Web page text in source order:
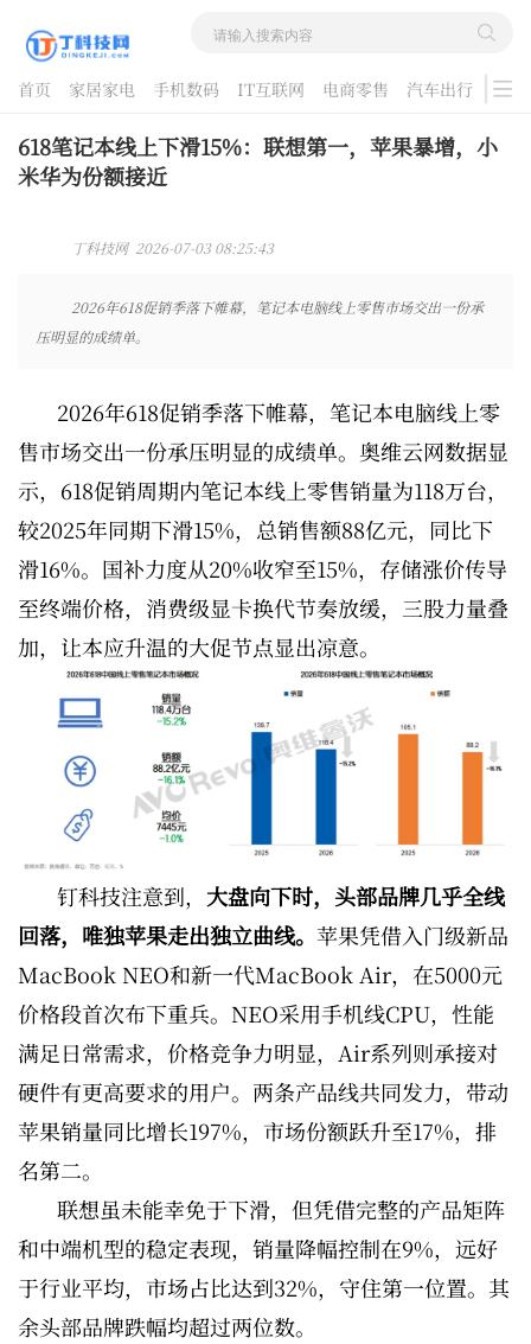
首页 家居家电 手机数码 IT互联网 电商零售 汽车出行
游戏
酷品评测
618笔记本线上下滑15%：联想第一，苹果暴增，小
米华为份额接近
丁科技网 2026-07-03 08:25:43
2026年618促销季落下帷幕，笔记本电脑线上零售市场交出一份承
压明显的成绩单。
2026年618促销季落下帷幕，笔记本电脑线上零
售市场交出一份承压明显的成绩单。奥维云网数据显
示，618促销周期内笔记本线上零售销量为118万台，
较2025年同期下滑15%，总销售额88亿元，同比下
滑16%。国补力度从20%收窄至15%，存储涨价传导
至终端价格，消费级显卡换代节奏放缓，三股力量叠
加，让本应升温的大促节点显出凉意。
钉科技注意到， 大盘向下时，头部品牌几乎全线
回落，唯独苹果走出独立曲线。 苹果凭借入门级新品
MacBook NEO和新一代MacBook Air，在5000元
价格段首次布下重兵。NEO采用手机线CPU，性能
满足日常需求，价格竞争力明显，Air系列则承接对
硬件有更高要求的用户。两条产品线共同发力，带动
苹果销量同比增长197%，市场份额跃升至17%，排
名第二。
联想虽未能幸免于下滑，但凭借完整的产品矩阵
和中端机型的稳定表现，销量降幅控制在9%，远好
于行业平均，市场占比达到32%，守住第一位置。其
余头部品牌跌幅均超过两位数。